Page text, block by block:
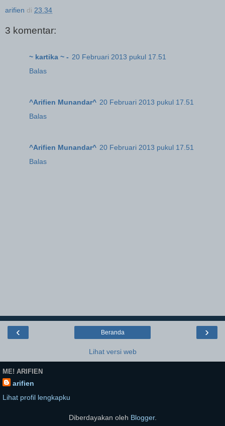
arifien di 23.34
3 komentar:
~ kartika ~ - 20 Februari 2013 pukul 17.51
Balas
^Arifien Munandar^ 20 Februari 2013 pukul 17.51
Balas
^Arifien Munandar^ 20 Februari 2013 pukul 17.51
Balas
‹ ›
Beranda
Lihat versi web
ME! ARIFIEN
arifien
Lihat profil lengkapku
Diberdayakan oleh Blogger.